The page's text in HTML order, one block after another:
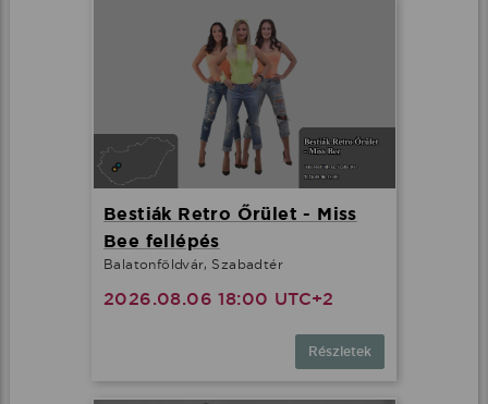
Bestiák Retro Őrület - Miss
Bee fellépés
Balatonföldvár, Szabadtér
2026.08.06 18:00 UTC+2
Részletek